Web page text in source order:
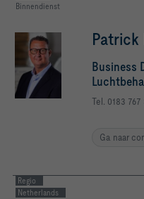
Binnendienst
Patrick
Business
Tel. 0183 767
Ga naar
Regio
Netherlands